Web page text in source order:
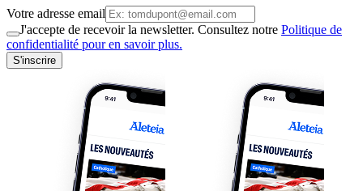
Votre adresse email
J'accepte de recevoir la newsletter. Consultez notre Politique de
confidentialité pour en savoir plus.
S'inscrire